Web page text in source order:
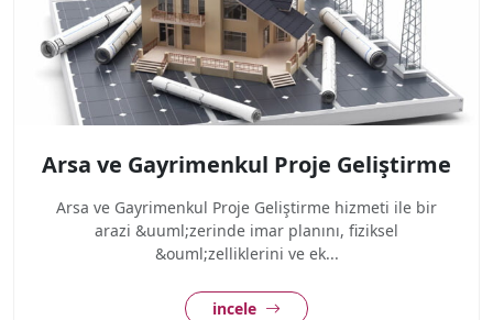
Arsa ve Gayrimenkul Proje Geliştirme
Arsa ve Gayrimenkul Proje Geliştirme hizmeti ile bir
arazi &uuml;zerinde imar planını, fiziksel
&ouml;zelliklerini ve ek...
incele